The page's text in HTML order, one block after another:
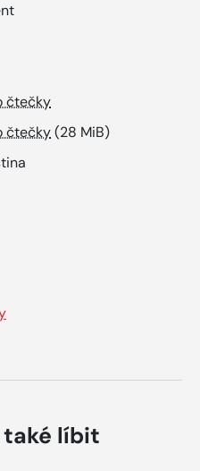
čtečky
čtečky(28 MiB)
také líbit